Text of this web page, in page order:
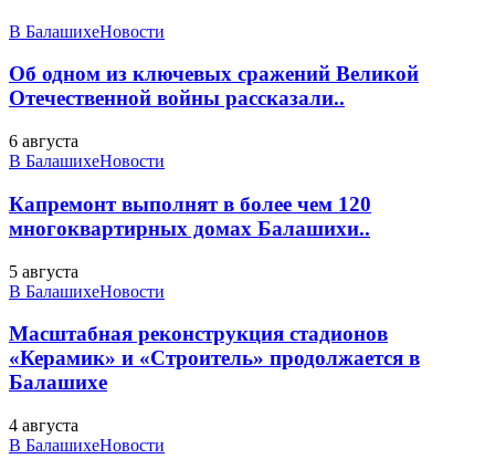
В БалашихеНовости
Об одном из ключевых сражений Великой
Отечественной войны рассказали..
6 августа
В БалашихеНовости
Капремонт выполнят в более чем 120
многоквартирных домах Балашихи..
5 августа
В БалашихеНовости
Масштабная реконструкция стадионов
«Керамик» и «Строитель» продолжается в
Балашихе
4 августа
В БалашихеНовости